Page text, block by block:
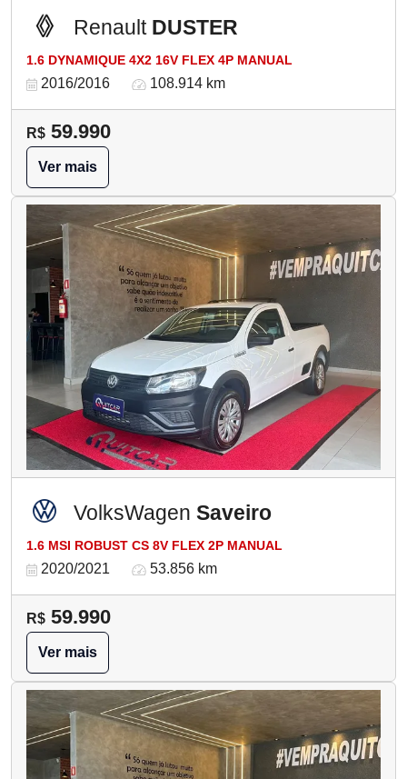
Renault DUSTER
1.6 DYNAMIQUE 4X2 16V FLEX 4P MANUAL
2016/2016 108.914 km
R$ 59.990
Ver mais
VolksWagen Saveiro
1.6 MSI ROBUST CS 8V FLEX 2P MANUAL
2020/2021 53.856 km
R$ 59.990
Ver mais